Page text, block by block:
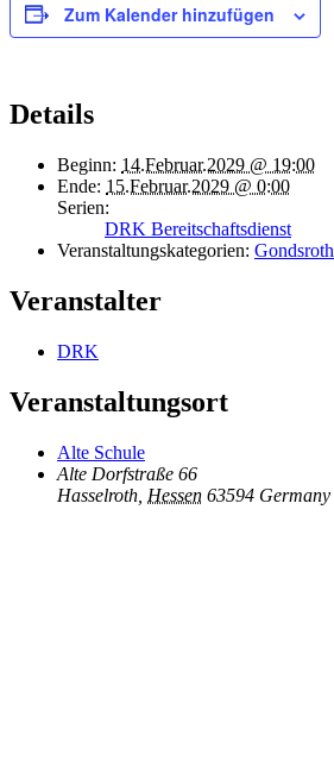
Zum Kalender hinzufügen
Details
Beginn: 14.Februar.2029 @ 19:00
Ende: 15.Februar.2029 @ 0:00
Serien:
DRK Bereitschaftsdienst
Veranstaltungskategorien: Gondsroth
Veranstalter
DRK
Veranstaltungsort
Alte Schule
Alte Dorfstraße 66
Hasselroth Hessen 63594 Germany